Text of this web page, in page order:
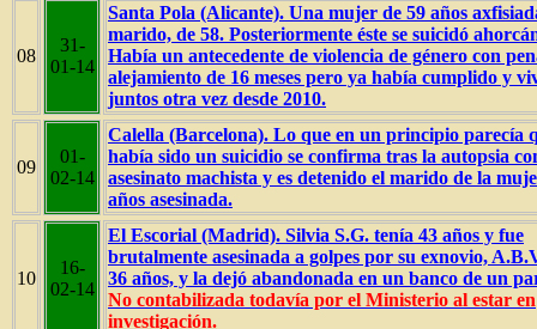
08
31-
01-14
Santa Pola (Alicante). Una mujer de 59 años
marido, de 58. Posteriormente éste se suicidó
Había un antecedente de violencia de género con
alejamiento de 16 meses pero ya había cumplido y
juntos otra vez desde 2010.
09
01-
02-14
Calella (Barcelona). Lo que en un principio parecía
había sido un suicidio se confirma tras la autopsia
asesinato machista y es detenido el marido de la
años asesinada.
10
16-
02-14
El Escorial (Madrid). Silvia S.G. tenía 43 años y fue
brutalmente asesinada a golpes por su exnovio,
36 años, y la dejó abandonada en un banco de un
No contabilizada todavía por el Ministerio al estar en
investigación.